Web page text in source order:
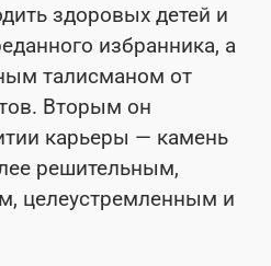
здоровых детей и
избранника, а
талисманом от
Вторым он
карьеры — камень
решительным,
целеустремленным и